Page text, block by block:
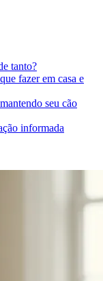
tanto?
fazer em casa e
seu cão
informada